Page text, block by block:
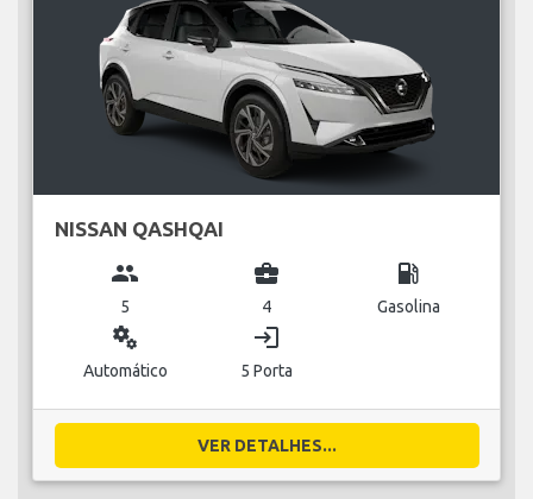
NISSAN QASHQAI
group
5
business_center
4
local_gas_station
Gasolina
miscellaneous_services
Automático
login
5 Porta
VER DETALHES...